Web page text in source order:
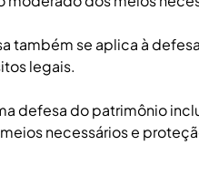
também se aplica à
legais.
defesa do patrimônio
necessários e